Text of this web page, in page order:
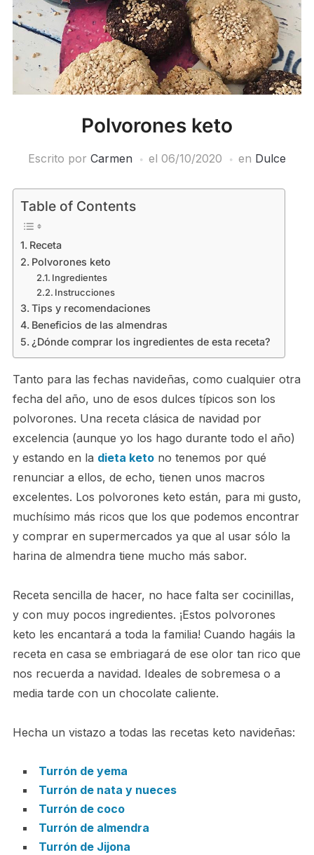
Polvorones keto
Escrito por Carmen el 06/10/2020 en Dulce
Table of Contents
Receta
Polvorones keto
Ingredientes
Instrucciones
Tips y recomendaciones
Beneficios de las almendras
¿Dónde comprar los ingredientes de esta receta?
Tanto para las fechas navideñas, como cualquier otra
fecha del año, uno de esos dulces típicos son los
polvorones. Una receta clásica de navidad por
excelencia (aunque yo los hago durante todo el año)
y estando en la dieta ketono tenemos por qué
renunciar a ellos, de echo, tienen unos macros
excelentes. Los polvorones keto están, para mi gusto,
muchísimo más ricos que los que podemos encontrar
y comprar en supermercados ya que al usar sólo la
harina de almendra tiene mucho más sabor.
Receta sencilla de hacer, no hace falta ser cocinillas,
y con muy pocos ingredientes. ¡Estos polvorones
keto les encantará a toda la familia! Cuando hagáis la
receta en casa se embriagará de ese olor tan rico que
nos recuerda a navidad. Ideales de sobremesa o a
media tarde con un chocolate caliente.
Hecha un vistazo a todas las recetas keto navideñas:
Turrón de yema
Turrón de nata y nueces
Turrón de coco
Turrón de almendra
Turrón de Jijona